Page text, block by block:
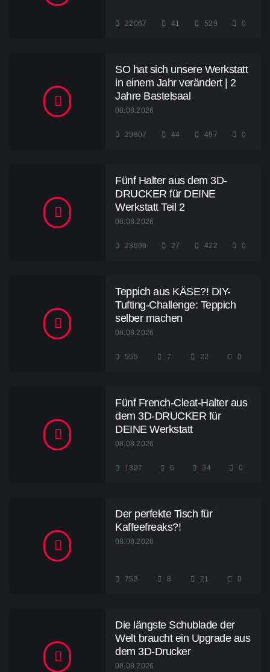
22067 41 529 0
SO hat sich unsere Werkstatt
in einem Jahr verändert | 2
Jahre Bastelsaal
08.08.2026
29807 44 497 0
Fünf Halter aus dem 3D-
DRUCKER für DEINE
Werkstatt Teil 2
08.08.2026
23696 27 422 0
Teppich aus KÄSE?! DIY-
Tufting-Challenge: Teppich
selber machen
08.08.2026
555 7 22 0
Fünf French-Cleat-Halter aus
dem 3D-DRUCKER für
DEINE Werkstatt
08.08.2026
1397 6 34 0
Der perfekte Tisch für
Kaffeefreaks?!
08.08.2026
753 8 21 0
Die längste Schublade der
Welt braucht ein Upgrade aus
dem 3D-Drucker
08.08.2026